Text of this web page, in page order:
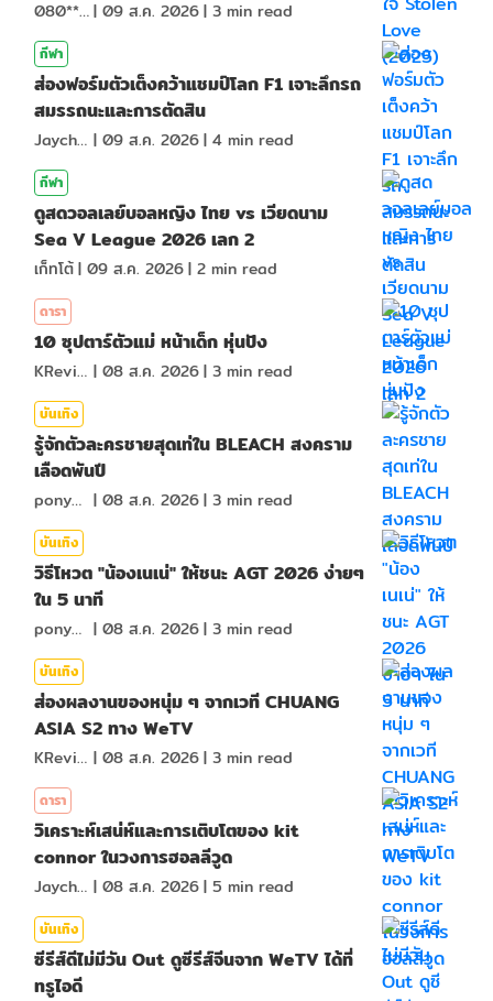
080*******| 09 ส.ค. 2026| 3 min read
กีฬา
ส่องฟอร์มตัวเต็งคว้าแชมป์โลก F1 เจาะลึกรถ
สมรรถนะและการตัดสิน
Jaychou | 09 ส.ค. 2026| 4 min read
กีฬา
ดูสดวอลเลย์บอลหญิง ไทย vs เวียดนาม
Sea V League 2026 เลก 2
เก็ทโต้| 09 ส.ค. 2026| 2 min read
ดารา
10 ซุปตาร์ตัวแม่ หน้าเด็ก หุ่นปัง
KReview | 08 ส.ค. 2026| 3 min read
บันเทิง
รู้จักตัวละครชายสุดเท่ใน BLEACH สงคราม
เลือดพันปี
ponydiary | 08 ส.ค. 2026| 3 min read
บันเทิง
วิธีโหวต "น้องเนเน่" ให้ชนะ AGT 2026 ง่ายๆ
ใน 5 นาที
ponydiary | 08 ส.ค. 2026| 3 min read
บันเทิง
ส่องผลงานของหนุ่ม ๆ จากเวที CHUANG
ASIA S2 ทาง WeTV
KReview | 08 ส.ค. 2026| 3 min read
ดารา
วิเคราะห์เสน่ห์และการเติบโตของ kit
connor ในวงการฮอลลีวูด
Jaychou | 08 ส.ค. 2026| 5 min read
บันเทิง
ซีรีส์ดีไม่มีวัน Out ดูซีรีส์จีนจาก WeTV ได้ที่
ทรูไอดี